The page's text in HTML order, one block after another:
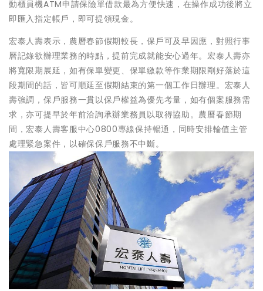
動櫃員機ATM申請保險單借款最為方便快速，在操作成功後將立
即匯入指定帳戶，即可提領現金。
宏泰人壽表示，農曆春節假期較長，保戶可及早因應，對照行事
曆記錄欲辦理業務的時點，提前完成就能安心過年。宏泰人壽亦
將寬限期展延，如有保單變更、保單繳款等作業期限剛好落於這
段期間的話，皆可順延至假期結束的第一個工作日辦理。宏泰人
壽強調，保戶服務一貫以保戶權益為優先考量，如有個案服務需
求，亦可提早於年前洽詢承辦業務員以取得協助。農曆春節期
間，宏泰人壽客服中心0800專線保持暢通，同時安排輪值主管
處理緊急案件，以確保保戶服務不中斷。